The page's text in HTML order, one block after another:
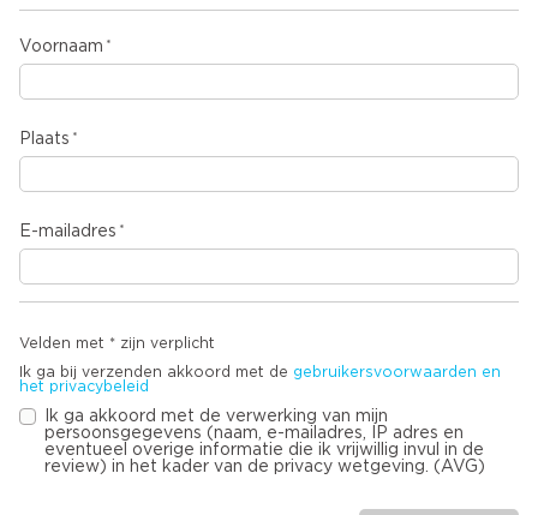
Voornaam
Plaats
E-mailadres
Velden met * zijn verplicht
Ik ga bij verzenden akkoord met de gebruikersvoorwaarden en
het privacybeleid
Ik ga akkoord met de verwerking van mijn
persoonsgegevens (naam, e-mailadres, IP adres en
eventueel overige informatie die ik vrijwillig invul in de
review) in het kader van de privacy wetgeving. (AVG)